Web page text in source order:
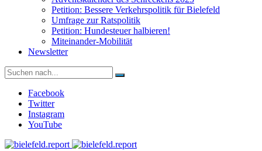
Petition: Bessere Verkehrspolitik für Bielefeld​​
Umfrage zur Ratspolitik
Petition: Hundesteuer halbieren!
Miteinander-Mobilität
Newsletter
Suche
nach:
Facebook
Twitter
Instagram
YouTube